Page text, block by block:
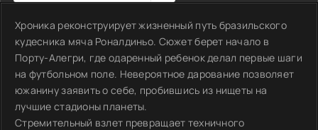
Хроника реконструирует жизненный путь бразильского
кудесника мяча Роналдиньо. Сюжет берет начало в
Порту-Алегри, где одаренный ребенок делал первые шаги
на футбольном поле. Невероятное дарование позволяет
южанину заявить о себе, пробившись из нищеты на
лучшие стадионы планеты.
Стремительный взлет превращает техничного